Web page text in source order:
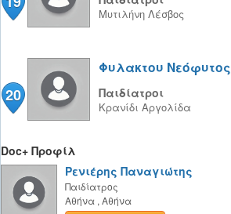
Μυτιλήνη Λέσβος
20
Φυλακτου Νεόφυτος
Παιδίατροι
Κρανίδι Αργολίδα
Doc+ Προφίλ
Ρενιέρης Παναγιώτης
Παιδίατρος
Αθήνα , Αθήνα